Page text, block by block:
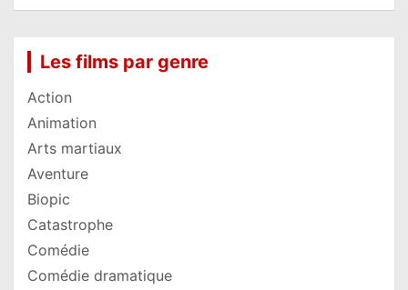
Les films par genre
Action
Animation
Arts martiaux
Aventure
Biopic
Catastrophe
Comédie
Comédie dramatique